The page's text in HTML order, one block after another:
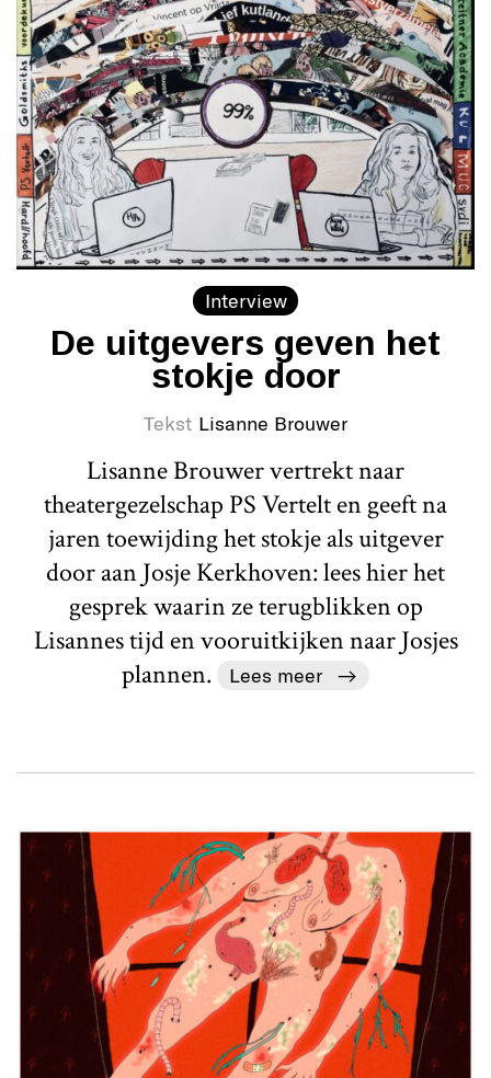
Interview
De uitgevers geven het
stokje door
Tekst Lisanne Brouwer
Lisanne Brouwer vertrekt naar
theatergezelschap PS Vertelt en geeft na
jaren toewijding het stokje als uitgever
door aan Josje Kerkhoven: lees hier het
gesprek waarin ze terugblikken op
Lisannes tijd en vooruitkijken naar Josjes
plannen.
Lees meer